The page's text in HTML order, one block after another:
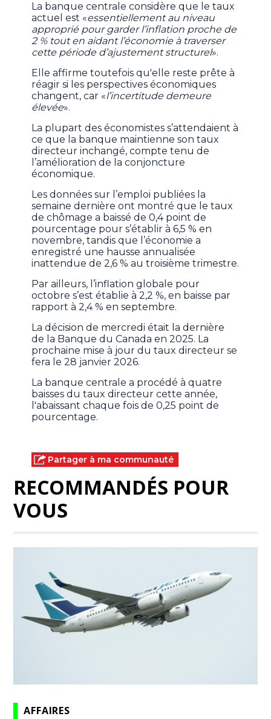
La banque centrale considère que le taux
actuel est «essentiellement au niveau
approprié pour garder l’inflation proche de
2 % tout en aidant l’économie à traverser
cette période d’ajustement structurel».
Elle affirme toutefois qu'elle reste prête à
réagir si les perspectives économiques
changent, car «l’incertitude demeure
élevée».
La plupart des économistes s’attendaient à
ce que la banque maintienne son taux
directeur inchangé, compte tenu de
l’amélioration de la conjoncture
économique.
Les données sur l’emploi publiées la
semaine dernière ont montré que le taux
de chômage a baissé de 0,4 point de
pourcentage pour s’établir à 6,5 % en
novembre, tandis que l’économie a
enregistré une hausse annualisée
inattendue de 2,6 % au troisième trimestre.
Par ailleurs, l’inflation globale pour
octobre s’est établie à 2,2 %, en baisse par
rapport à 2,4 % en septembre.
La décision de mercredi était la dernière
de la Banque du Canada en 2025. La
prochaine mise à jour du taux directeur se
fera le 28 janvier 2026.
La banque centrale a procédé à quatre
baisses du taux directeur cette année,
l'abaissant chaque fois de 0,25 point de
pourcentage.
Partager à ma communauté
RECOMMANDÉS POUR
VOUS
AFFAIRES